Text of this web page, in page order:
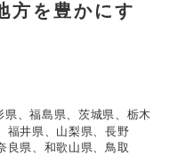
方を豊かにす
、福島県、茨城県、栃木
福井県、山梨県、長野
良県、和歌山県、鳥取